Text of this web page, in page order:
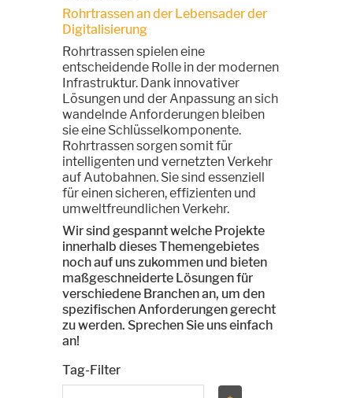
Rohrtrassen an der Lebensader der
Digitalisierung
Rohrtrassen spielen eine
entscheidende Rolle in der modernen
Infrastruktur. Dank innovativer
Lösungen und der Anpassung an sich
wandelnde Anforderungen bleiben
sie eine Schlüsselkomponente.
Rohrtrassen sorgen somit für
intelligenten und vernetzten Verkehr
auf Autobahnen. Sie sind essenziell
für einen sicheren, effizienten und
umweltfreundlichen Verkehr.
Wir sind gespannt welche Projekte
innerhalb dieses Themengebietes
noch auf uns zukommen und bieten
maßgeschneiderte Lösungen für
verschiedene Branchen an, um den
spezifischen Anforderungen gerecht
zu werden. Sprechen Sie uns einfach
an!
Tag-Filter